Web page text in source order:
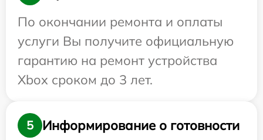
По окончании ремонта и оплаты
услуги Вы получите официальную
гарантию на ремонт устройства
Xbox сроком до 3 лет.
5
Информирование о готовности